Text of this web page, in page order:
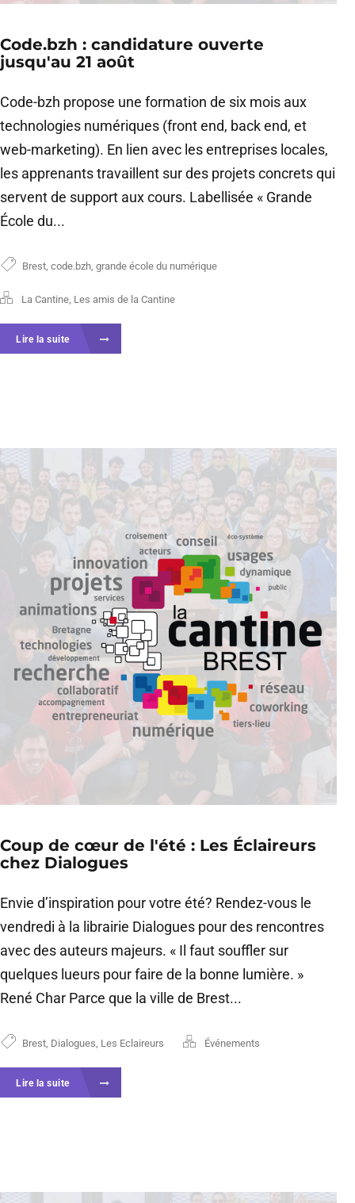
Code.bzh : candidature ouverte
jusqu'au 21 août
Code-bzh propose une formation de six mois aux
technologies numériques (front end, back end, et
web-marketing). En lien avec les entreprises locales,
les apprenants travaillent sur des projets concrets qui
servent de support aux cours. Labellisée « Grande
École du...
Brest code.bzh grande école du numérique
La Cantine Les amis de la Cantine
Lire la suite
Coup de cœur de l'été : Les Éclaireurs
chez Dialogues
Envie d’inspiration pour votre été? Rendez-vous le
vendredi à la librairie Dialogues pour des rencontres
avec des auteurs majeurs. « Il faut souffler sur
quelques lueurs pour faire de la bonne lumière. »
René Char Parce que la ville de Brest...
Brest Dialogues Les Eclaireurs Événements
Lire la suite